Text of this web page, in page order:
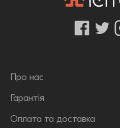
Про нас
Гарантія
Оплата та доставка